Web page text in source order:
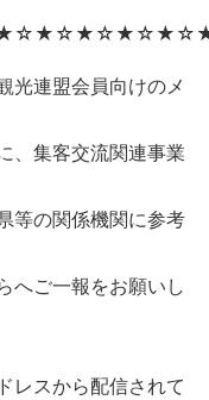
光連盟会員向けのメ
、集客交流関連事業
等の関係機関に参考
へご一報をお願いし
レスから配信されて